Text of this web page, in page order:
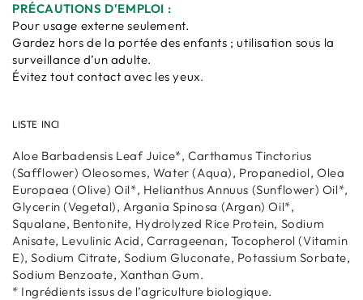
PRÉCAUTIONS D'EMPLOI :
Pour usage externe seulement.
Gardez hors de la portée des enfants ; utilisation sous la
surveillance d’un adulte.
Évitez tout contact avec les yeux.
LISTE INCI
Aloe Barbadensis Leaf Juice*, Carthamus Tinctorius
(Safflower) Oleosomes, Water (Aqua), Propanediol, Olea
Europaea (Olive) Oil*, Helianthus Annuus (Sunflower) Oil*,
Glycerin (Vegetal), Argania Spinosa (Argan) Oil*,
Squalane, Bentonite, Hydrolyzed Rice Protein, Sodium
Anisate, Levulinic Acid, Carrageenan, Tocopherol (Vitamin
E), Sodium Citrate, Sodium Gluconate, Potassium Sorbate,
Sodium Benzoate, Xanthan Gum.
* Ingrédients issus de l’agriculture biologique.